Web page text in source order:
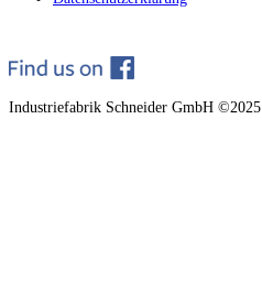
Industriefabrik Schneider GmbH ©2025